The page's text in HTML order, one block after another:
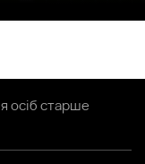
осіб старше